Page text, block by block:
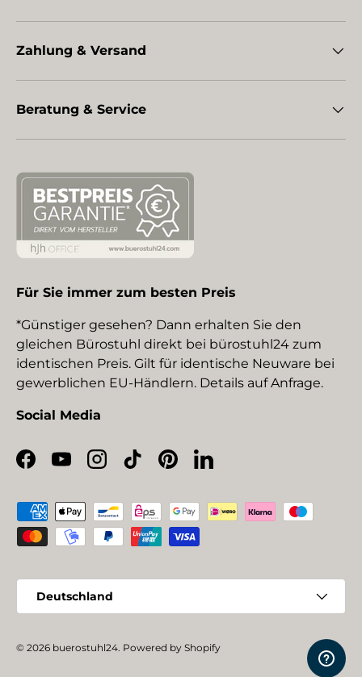
Zahlung & Versand
Beratung & Service
Für Sie immer zum besten Preis
*Günstiger gesehen? Dann erhalten Sie den
gleichen Bürostuhl direkt bei bürostuhl24 zum
identischen Preis. Gilt für identische Neuware bei
gewerblichen EU-Händlern. Details auf Anfrage.
Social Media
Facebook
YouTubeInstagram
TikTokPinterestLinkedIn
Zahlungsmethoden
Deutschland
© 2026 buerostuhl24. Powered by Shopify